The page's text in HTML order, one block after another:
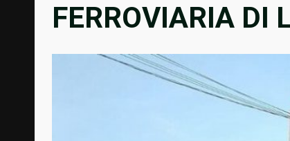
FERROVIARIA DI